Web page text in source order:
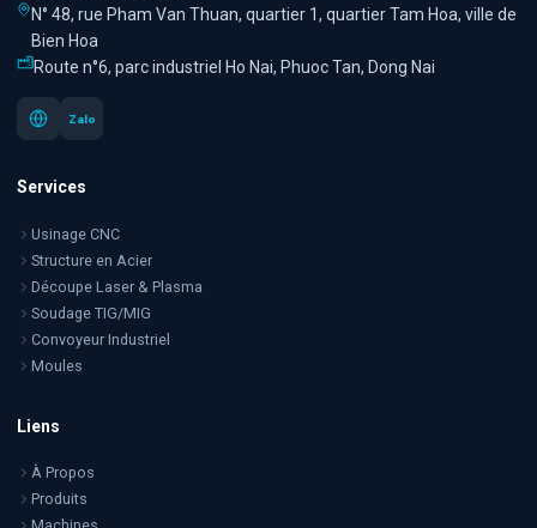
N° 48, rue Pham Van Thuan, quartier 1, quartier Tam Hoa, ville de
Bien Hoa
Route n°6, parc industriel Ho Nai, Phuoc Tan, Dong Nai
Zalo
Services
Usinage CNC
Structure en Acier
Découpe Laser & Plasma
Soudage TIG/MIG
Convoyeur Industriel
Moules
Liens
À Propos
Produits